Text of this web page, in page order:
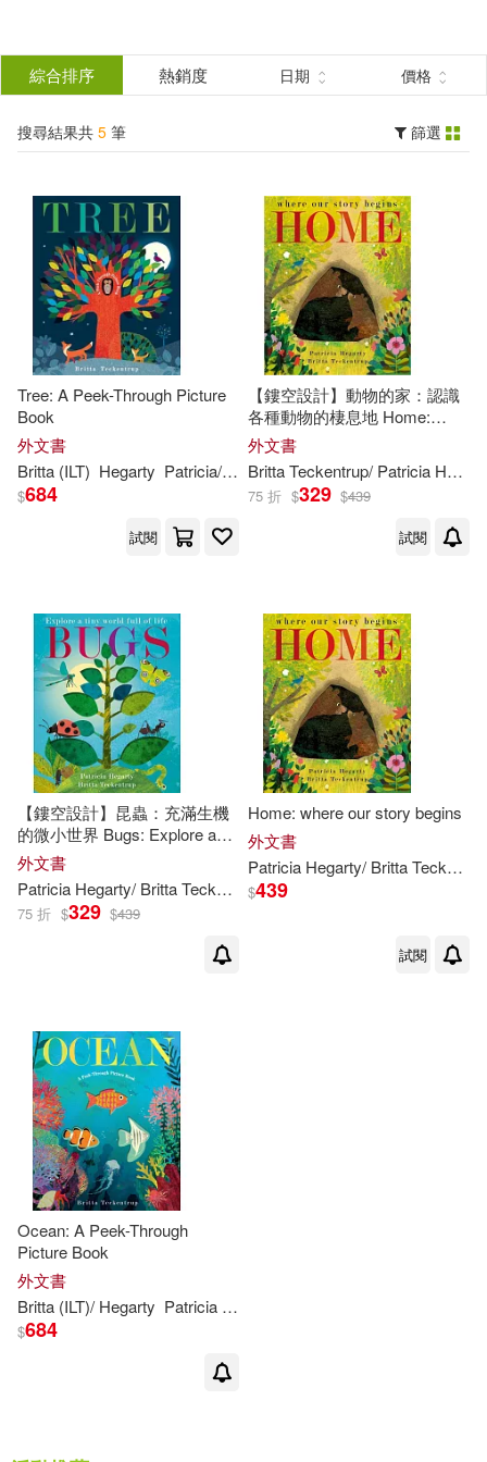
結
分類 (單選)
所有商品(5) 圖書(5)
作者 (可複選)
Patricia Hegarty/ Britta Teckentrup
(ILT)(2)
Britta (ILT)/ Hegarty(1)
Britta Teckentrup/ Patricia Hegarty
Hegarty(1) Patricia(1)
Patricia/ Teckentrup(1)
Teckentrup(1)
出版社 (可複選)
Little Tiger Press(3)
配送方式 (可複選)
可超商取貨(5)
可港澳店取(5)
可新加坡店取(5)
綜合排序 熱銷度 日期 價格
搜尋結果共 5 筆 篩選
Tree: A Peek-Through Picture
Book
外文書
Britta (ILT) Hegarty Patricia/ Teckentrup
$684
試閱
【鏤空設計】動物的家：認識
各種動物的棲息地 Home:
where our story begins
外文書
BrittaTeckentrup/ Patricia Hegarty
75 折 $329 $439
試閱
【鏤空設計】昆蟲：充滿生機
的微小世界 Bugs: Explore a
Tiny World Full of Life
外文書
Patricia Hegarty/ BrittaTeckentrup (ILT
75 折 $329 $439
Home: where our story begins
外文書
Patricia Hegarty/ BrittaTeckentrup
$439
試閱
Ocean: A Peek-Through
Picture Book
外文書
Britta (ILT)/ Hegarty Patricia Teckentrup
$684